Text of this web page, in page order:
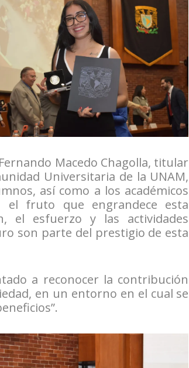
Macedo Chagolla, titular
Universitaria de la UNAM,
así como a los académicos
el fruto que engrandece esta
el esfuerzo y las actividades
son parte del prestigio de esta
a reconocer la contribución
en un entorno en el cual se